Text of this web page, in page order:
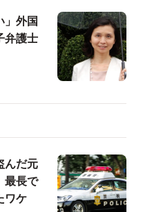
」外国
弁護士
んだ元
最長で
ワケ